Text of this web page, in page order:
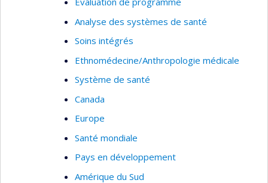
Analyse des systèmes de santé
Soins intégrés
Ethnomédecine/Anthropologie médicale
Système de santé
Canada
Europe
Santé mondiale
Pays en développement
Amérique du Sud